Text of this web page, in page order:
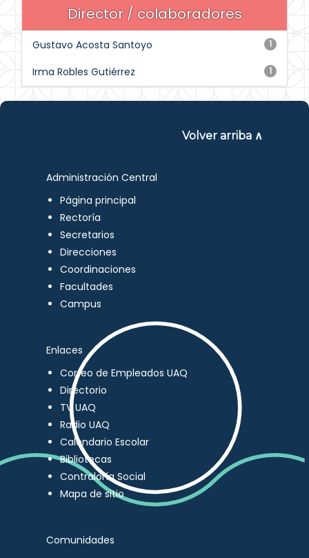
Director / colaboradores
1
Gustavo Acosta Santoyo
1
Irma Robles Gutiérrez
Volver arriba ∧
Administración Central
Página principal
Rectoría
Secretarios
Direcciones
Coordinaciones
Facultades
Campus
Enlaces
Correo de Empleados UAQ
Directorio
TV UAQ
Radio UAQ
Calendario Escolar
Bibliotecas
Contraloría Social
Mapa de sitio
Comunidades